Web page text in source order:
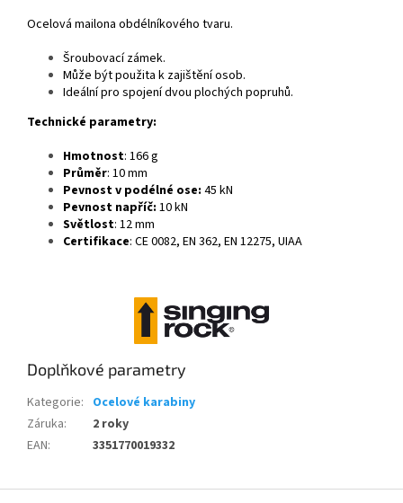
Ocelová mailona obdélníkového tvaru.
Šroubovací zámek.
Může být použita k zajištění osob.
Ideální pro spojení dvou plochých popruhů.
Technické parametry:
Hmotnost: 166 g
Průměr: 10 mm
Pevnost v podélné ose: 45 kN
Pevnost napříč: 10 kN
Světlost: 12 mm
Certifikace: CE 0082, EN 362, EN 12275, UIAA
Doplňkové parametry
Kategorie: Ocelové karabiny
Záruka:
2 roky
EAN: 3351770019332